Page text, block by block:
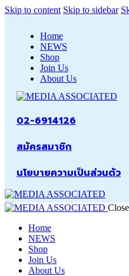
Skip to content Skip to sidebar
Home
NEWS
Shop
Join Us
About Us
02-6914126
สมัครสมาชิก
นโยบายความเป็นส่วนตัว
Close
Home
NEWS
Shop
Join Us
About Us